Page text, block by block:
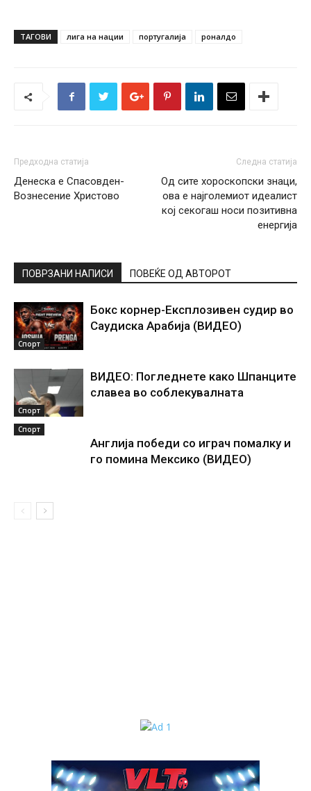
ТАГОВИ лига на нации португалија роналдо
Предходна статија
Денеска е Спасовден-
Вознесение Христово
Следна статија
Од сите хороскопски знаци,
ова е најголемиот идеалист
кој секогаш носи позитивна
енергија
ПОВРЗАНИ НАПИСИ ПОВЕЌЕ ОД АВТОРОТ
Спорт
Бокс корнер-Експлозивен судир во
Саудиска Арабија (ВИДЕО)
Спорт
ВИДЕО: Погледнете како Шпанците
славеа во соблекувалната
Спорт
Англија победи со играч помалку и
го помина Мексико (ВИДЕО)